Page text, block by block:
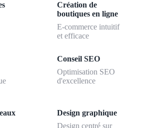
Création de
boutiques en ligne
E-commerce intuitif
et efficace
Conseil SEO
Optimisation SEO
d'excellence
Design graphique
Design centré sur